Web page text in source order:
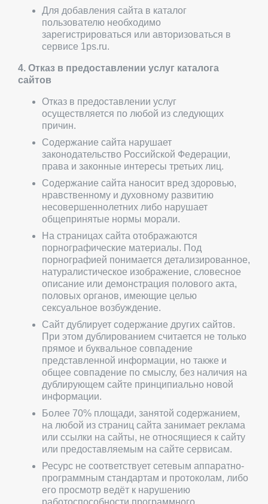
Для добавления сайта в каталог
пользователю необходимо
зарегистрироваться или авторизоваться в
сервисе 1ps.ru.
4. Отказ в предоставлении услуг каталога
сайтов
Отказ в предоставлении услуг
осуществляется по любой из следующих
причин.
Содержание сайта нарушает
законодательство Российской Федерации,
права и законные интересы третьих лиц.
Содержание сайта наносит вред здоровью,
нравственному и духовному развитию
несовершеннолетних либо нарушает
общепринятые нормы морали.
На страницах сайта отображаются
порнографические материалы. Под
порнографией понимается детализированное,
натуралистическое изображение, словесное
описание или демонстрация полового акта,
половых органов, имеющие целью
сексуальное возбуждение.
Сайт дублирует содержание других сайтов.
При этом дублированием считается не только
прямое и буквальное совпадение
представленной информации, но также и
общее совпадение по смыслу, без наличия на
дублирующем сайте принципиально новой
информации.
Более 70% площади, занятой содержанием,
на любой из страниц сайта занимает реклама
или ссылки на сайты, не относящиеся к сайту
или предоставляемым на сайте сервисам.
Ресурс не соответствует сетевым аппаратно-
программным стандартам и протоколам, либо
его просмотр ведёт к нарушению
работоспособности программного